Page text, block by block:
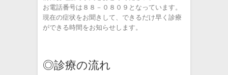
お電話番号は８８－０８０９となっています。
現在の症状をお聞きして、できるだけ早く診療
ができる時間をお知らせします。
◎診療の流れ